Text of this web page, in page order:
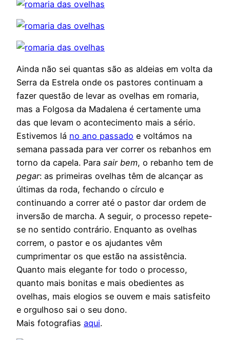
Ainda não sei quantas são as aldeias em volta da
Serra da Estrela onde os pastores continuam a
fazer questão de levar as ovelhas em romaria,
mas a Folgosa da Madalena é certamente uma
das que levam o acontecimento mais a sério.
Estivemos lá no ano passado e voltámos na
semana passada para ver correr os rebanhos em
torno da capela. Para sair bem, o rebanho tem de
pegar: as primeiras ovelhas têm de alcançar as
últimas da roda, fechando o círculo e
continuando a correr até o pastor dar ordem de
inversão de marcha. A seguir, o processo repete-
se no sentido contrário. Enquanto as ovelhas
correm, o pastor e os ajudantes vêm
cumprimentar os que estão na assistência.
Quanto mais elegante for todo o processo,
quanto mais bonitas e mais obedientes as
ovelhas, mais elogios se ouvem e mais satisfeito
e orgulhoso sai o seu dono.
Mais fotografias aqui.